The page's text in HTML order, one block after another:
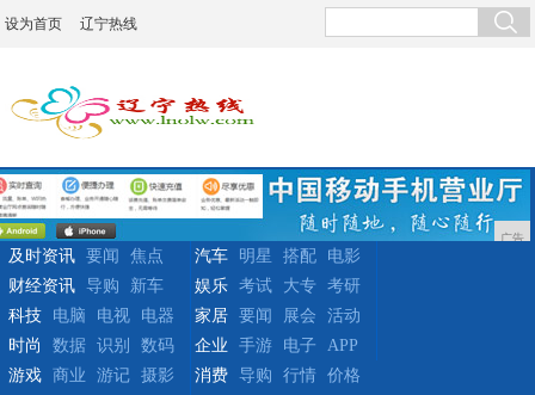
设为首页 辽宁热线
广告
及时资讯 要闻
焦点
财经资讯
导购 新车
汽车 明星 搭配
电影
娱乐
考试 大专
考研
科技
电脑 电视
电器
时尚
数据 识别 数码
家居 要闻 展会
活动
企业
手游 电子
APP
游戏
商业 游记
摄影
消费 导购 行情
价格